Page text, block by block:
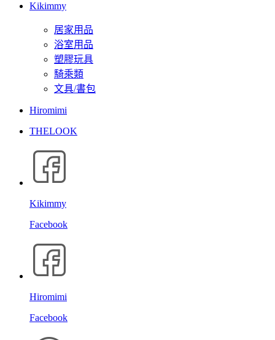
Kikimmy
居家用品
浴室用品
塑膠玩具
騎乘類
文具/書包
Hiromimi
THELOOK
Kikimmy
Facebook
Hiromimi
Facebook